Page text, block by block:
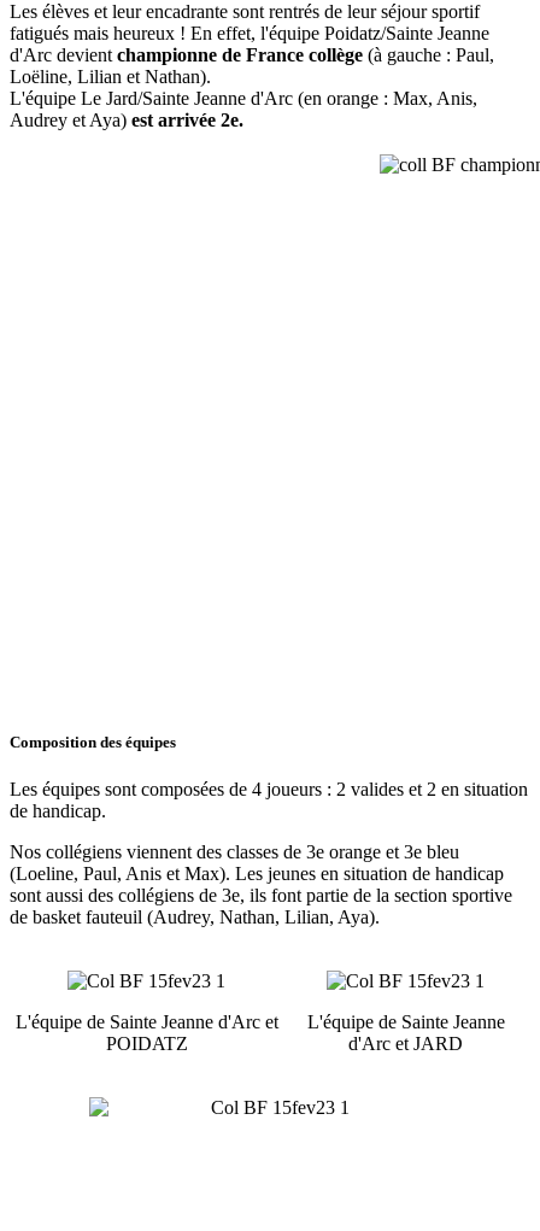
Les élèves et leur encadrante sont rentrés de leur séjour sportif
fatigués mais heureux ! En effet, l'équipe Poidatz/Sainte Jeanne
d'Arc devient championne de France collège (à gauche : Paul,
Loëline, Lilian et Nathan).
L'équipe Le Jard/Sainte Jeanne d'Arc (en orange : Max, Anis,
Audrey et Aya) est arrivée 2e.
Composition des équipes
Les équipes sont composées de 4 joueurs : 2 valides et 2 en situation
de handicap.
Nos collégiens viennent des classes de 3e orange et 3e bleu
(Loeline, Paul, Anis et Max). Les jeunes en situation de handicap
sont aussi des collégiens de 3e, ils font partie de la section sportive
de basket fauteuil (Audrey, Nathan, Lilian, Aya).
L'équipe de Sainte Jeanne d'Arc et
POIDATZ
L'équipe de Sainte Jeanne
d'Arc et JARD